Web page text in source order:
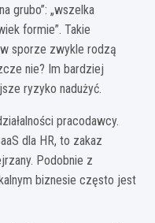
grubo”: „wszelka
formie”. Takie
sporze zwykle rodzą
nie? Im bardziej
ryzyko nadużyć.
pracodawcy.
dla HR, to zakaz
Podobnie z
biznesie często jest